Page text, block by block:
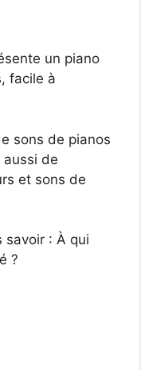
un piano
facile à
sons de pianos
de
et sons de
savoir : À qui
?